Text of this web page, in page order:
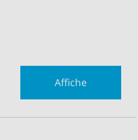
Affiche